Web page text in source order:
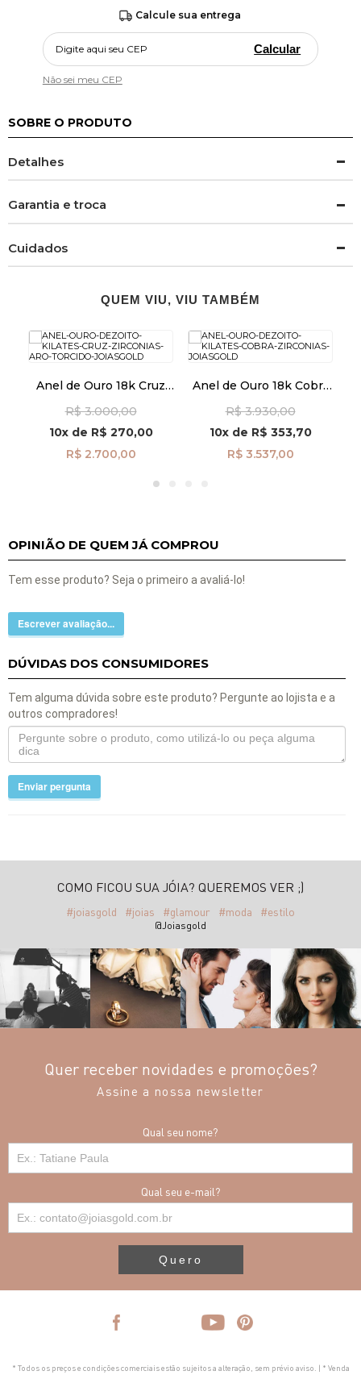
Calcule sua entrega
Calcular
Não sei meu CEP
SOBRE O PRODUTO
Detalhes
Garantia e troca
Cuidados
QUEM VIU, VIU TAMBÉM
Anel de Ouro 18k Cruz
Torcido an41874
R$ 3.000,00
10xde R$ 270,00
R$ 2.700,00
Anel de Ouro 18k Cobra
R$ 3.930,00
10xde R$ 353,70
R$ 3.537,00
OPINIÃO DE QUEM JÁ COMPROU
Tem esse produto? Seja o primeiro a avaliá-lo!
Escrever avaliação...
DÚVIDAS DOS CONSUMIDORES
Tem alguma dúvida sobre este produto? Pergunte ao lojista e a
outros compradores!
Enviar pergunta
COMO FICOU SUA JÓIA? QUEREMOS VER ;)
#joiasgold #joias #glamour #moda #estilo
@Joiasgold
Quer receber novidades e promoções?
Assine a nossa newsletter
Qual seu nome?
Qual seu e-mail?
Quero
* Todos os preços e condições comerciais estão sujeitos a alteração, sem prévio aviso. | * Venda